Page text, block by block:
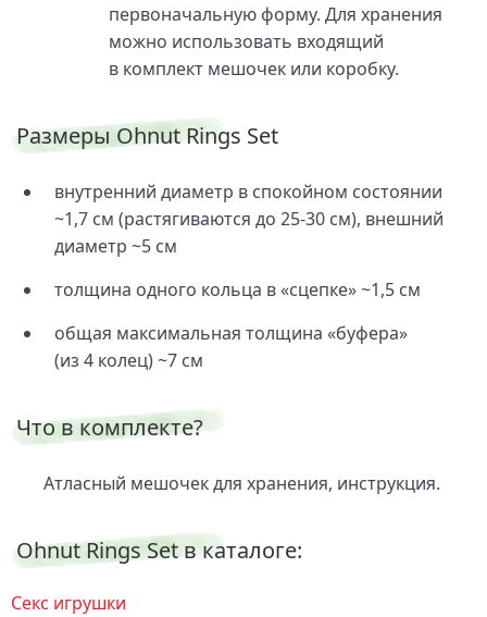
первоначальную форму. Для хранения
можно использовать входящий
в комплект мешочек или коробку.
Размеры Ohnut Rings Set
внутренний диаметр в спокойном состоянии
~1,7 см (растягиваются до 25-30 см), внешний
диаметр ~5 см
толщина одного кольца в «сцепке» ~1,5 см
общая максимальная толщина «буфера»
(из 4 колец) ~7 см
Что в комплекте?
Атласный мешочек для хранения, инструкция.
Ohnut Rings Set в каталоге:
Секс игрушки